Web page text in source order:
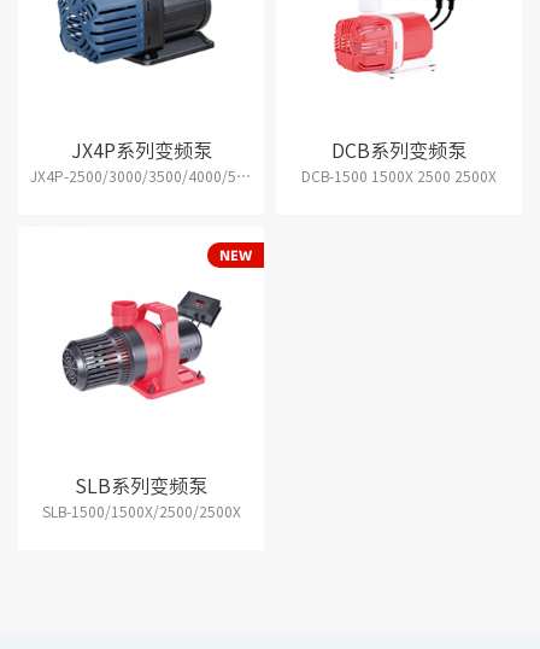
JX4P系列变频泵
JX4P-2500/3000/3500/4000/5000
DCB系列变频泵
DCB-1500 1500X 2500 2500X
SLB系列变频泵
SLB-1500/1500X/2500/2500X